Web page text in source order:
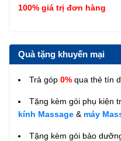
100% giá trị đơn hàng
Quà tặng khuyến mại
Trả góp 0% qua thẻ tín
Tặng kèm gói phụ kiện
kính Massage & máy
Tặng kèm gói bảo